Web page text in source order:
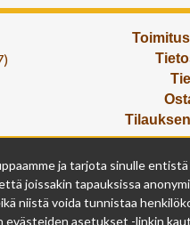
ja tarjota sinulle
joissakin tapauksissa
niistä voida tunnistaa
evästeiden asetukset -linkin